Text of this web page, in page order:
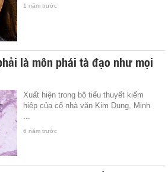
1 năm trước
là môn phái tà đạo như mọi
Xuất hiện trong bộ tiểu thuyết kiếm
hiệp của cố nhà văn Kim Dung, Minh
6 năm trước